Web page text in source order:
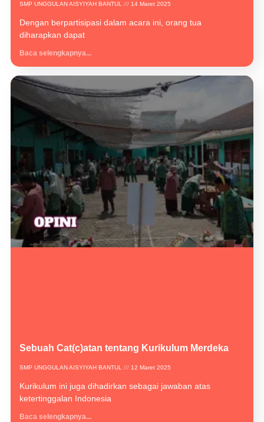
SMP UNGGULAN AISYIYAH BANTUL 14 Maret 2025
Dengan berpartisipasi dalam acara ini, orang tua
diharapkan dapat
Baca selengkapnya...
Sebuah Cat(c)atan tentang Kurikulum Merdeka
SMP UNGGULAN AISYIYAH BANTUL 12 Maret 2025
Kurikulum ini juga dihadirkan sebagai jawaban atas
ketertinggalan Indonesia
Baca selengkapnya...